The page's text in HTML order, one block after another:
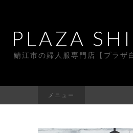
PLAZA
鯖江市の婦人服専門店【プラ
メニュー